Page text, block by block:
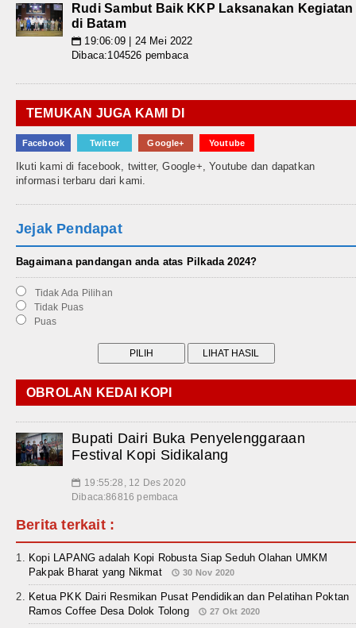
Rudi Sambut Baik KKP Laksanakan Kegiatan
di Batam
📅 19:06:09 | 24 Mei 2022
Dibaca:104526 pembaca
TEMUKAN JUGA KAMI DI
Facebook Twitter Google+ Youtube
Ikuti kami di facebook, twitter, Google+, Youtube dan dapatkan
informasi terbaru dari kami.
Jejak Pendapat
Bagaimana pandangan anda atas Pilkada 2024?
Tidak Ada Pilihan
Tidak Puas
Puas
OBROLAN KEDAI KOPI
Bupati Dairi Buka Penyelenggaraan
Festival Kopi Sidikalang
📅 19:55:28, 12 Des 2020
Dibaca:86816 pembaca
Berita terkait :
Kopi LAPANG adalah Kopi Robusta Siap Seduh Olahan UMKM
Pakpak Bharat yang Nikmat
30 Nov 2020
Ketua PKK Dairi Resmikan Pusat Pendidikan dan Pelatihan Poktan
Ramos Coffee Desa Dolok Tolong
27 Okt 2020